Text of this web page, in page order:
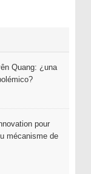
Quang: ¿una
pour
mécanisme de